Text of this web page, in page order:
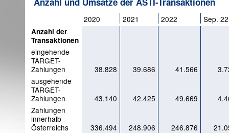
2020 2021 2022 Sep. 22
Anzahl der
Transaktionen
eingehende
TARGET-
Zahlungen
38.828 39.686 41.566
ausgehende
TARGET-
Zahlungen
43.140 42.425 49.669
Zahlungen
innerhalb
Österreichs
336.494 248.906 246.876